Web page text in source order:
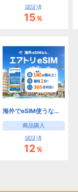
認証済
15％
海外でeSIM使うなら【エアトリeSIM】
商品購入
認証済
12％